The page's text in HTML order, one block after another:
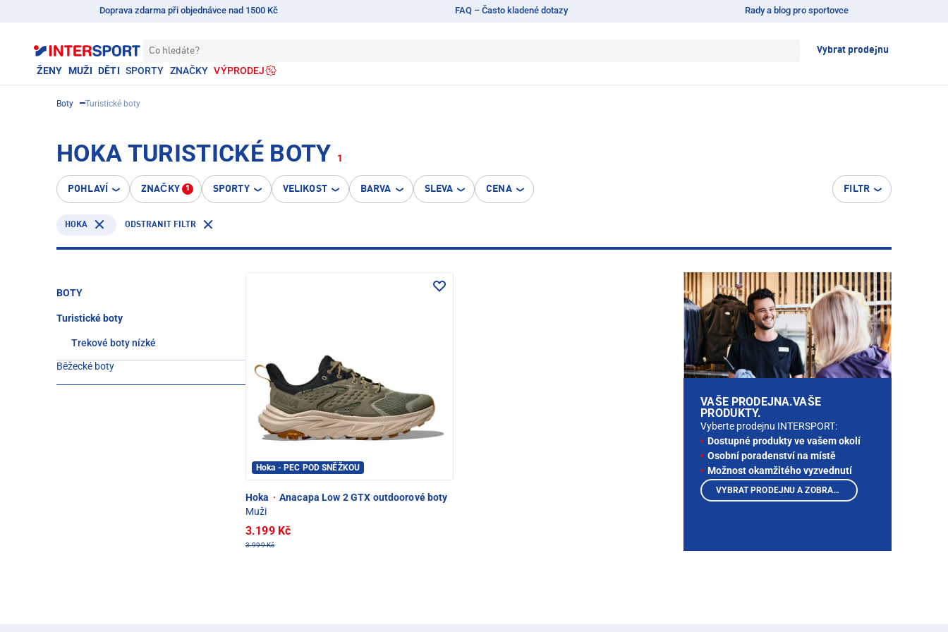
Doprava zdarma při objednávce nad 1500 Kč FAQ – Často kladené dotazy Rady a blog pro sportovce
Co hledáte? Vybrat prodejnu
ŽENY MUŽI DĚTI SPORTY ZNAČKY VÝPRODEJ
Boty Turistické boty
HOKA TURISTICKÉ BOTY 1
POHLAVÍ ZNAČKY 1 SPORTY VELIKOST BARVA SLEVA CENA FILTR
HOKA ODSTRANIT FILTR
BOTY
Turistické boty
Trekové boty nízké
Běžecké boty
Hoka - PEC POD SNĚŽKOU
Hoka · Anacapa Low 2 GTX outdoorové boty
Muži
3.199 Kč
3.999 Kč
VAŠE PRODEJNA.VAŠE
PRODUKTY.
Vyberte prodejnu INTERSPORT:
Dostupné produkty ve vašem okolí
Osobní poradenství na místě
Možnost okamžitého vyzvednutí
VYBRAT PRODEJNU A ZOBRAZIT PRODUKTY